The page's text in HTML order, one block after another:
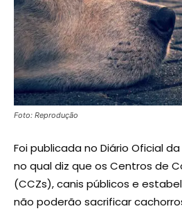
Foto: Reprodução
Foi publicada no Diário Oficial da
no qual diz que os Centros de
(CCZs), canis públicos e
não poderão sacrificar